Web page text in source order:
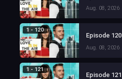
Aug. 08, 2026
1 - 120
Episode 120
Aug. 08, 2026
1 - 121
Episode 121